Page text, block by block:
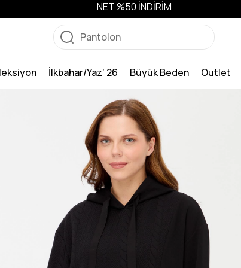
NET %50 İNDİRİM
İlkbahar/Yaz’ 26 Büyük Beden Outlet